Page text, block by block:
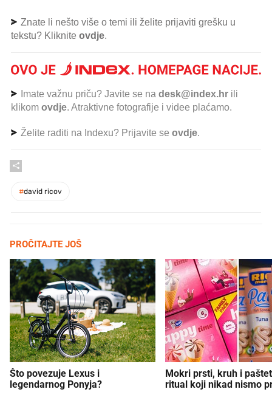
Znate li nešto više o temi ili želite prijaviti grešku u
tekstu? Kliknite ovdje.
Imate važnu priču? Javite se na desk@index.hr ili
klikom ovdje. Atraktivne fotografije i videe plaćamo.
Želite raditi na Indexu? Prijavite se ovdje.
#david ricov
PROČITAJTE JOŠ
Što povezuje Lexus i
legendarnog Ponyja?
Mokri prsti, kruh i
ritual koji nikad nismo